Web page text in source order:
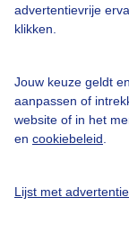
advertentievrije
klikken.
Jouw keuze geldt
aanpassen of
website of in het
en cookiebeleid
Lijst met
Contact
Adverteren
Buienradar Team
Cookie beleid